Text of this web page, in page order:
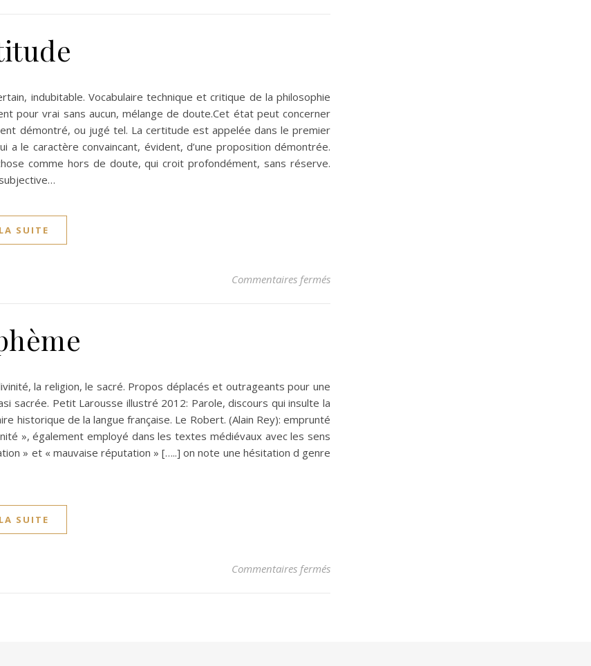
indubitable. Vocabulaire technique et critique de la philosophie
pour vrai sans aucun, mélange de doute.Cet état peut concerner
démontré, ou jugé tel. La certitude est appelée dans le premier
le caractère convaincant, évident, d’une proposition démontrée.
comme hors de doute, qui croit profondément, sans réserve.
SUITE
Commentaires ferméssur Certitude
la religion, le sacré. Propos déplacés et outrageants pour une
sacrée. Petit Larousse illustré 2012: Parole, discours qui insulte la
historique de la langue française. Le Robert. (Alain Rey): emprunté
», également employé dans les textes médiévaux avec les sens
» et « mauvaise réputation » […..] on note une hésitation d genre
SUITE
Commentaires ferméssur Blasphème